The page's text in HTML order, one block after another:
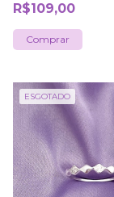
R$109,00
Comprar
ESGOTADO